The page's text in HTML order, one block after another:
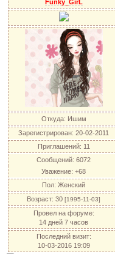
Funky_GirL
Откуда: Ишим
Зарегистрирован: 20-02-2011
Приглашений: 11
Сообщений: 6072
Уважение: +68
Пол: Женский
Возраст: 30 [1995-11-03]
Провел на форуме:
14 дней 7 часов
Последний визит:
10-03-2016 19:09